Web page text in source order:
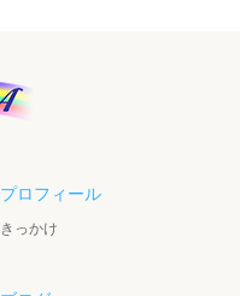
プロフィール
きっかけ